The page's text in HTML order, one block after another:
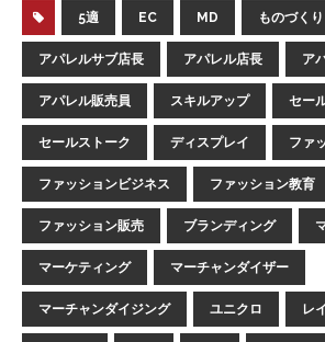
5適 EC MD ものづくり
アパレルサブ店長 アパレル店長 ア
アパレル販売員 スキルアップ セー
セールストーク ディスプレイ ファ
ファッションビジネス ファッション教育
ファッション販売 ブランディング
マーケティング マーチャンダイザー
マーチャンダイジング ユニクロ レ